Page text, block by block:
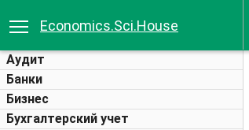
Economics.Sci.House
Аудит
Банки
Бизнес
Бухгалтерский учет